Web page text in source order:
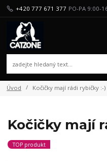
+420 777 671 377 PO-PA 9:00-
Úvod Kočičky mají rádi rybičky :-)
Kočičky mají
TOP produkt